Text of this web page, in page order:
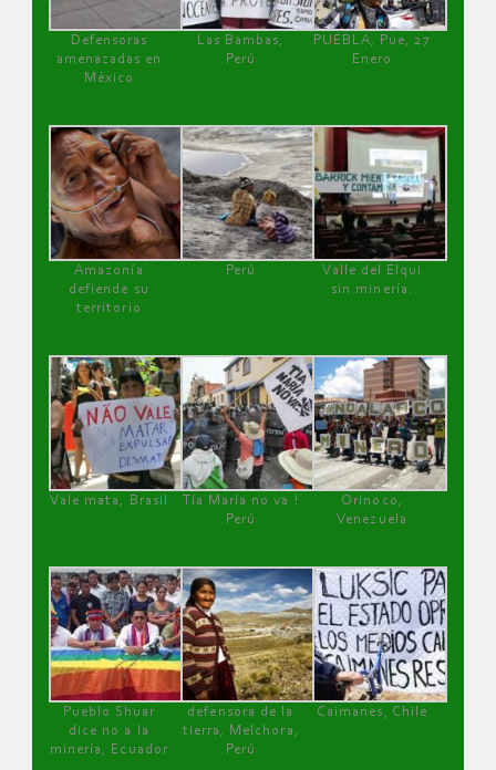
Defensoras
amenazadas en
México
Las Bambas,
Perú
PUEBLA, Pue, 27
Enero
Amazonía
defiende su
territorio
Perú
Valle del Elqui
sin minería.
Vale mata, Brasil
Tía María no va !
Perú
Orinoco,
Venezuela
Pueblo Shuar
dice no a la
minería, Ecuador
defensora de la
tierra, Melchora,
Perú
Caimanes, Chile